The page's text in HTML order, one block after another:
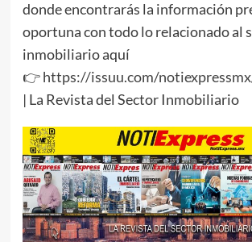
donde encontrarás la información
oportuna con todo lo relacionado al
inmobiliario aquí
👉https://issuu.com/
| La Revista del Sector Inmobiliario